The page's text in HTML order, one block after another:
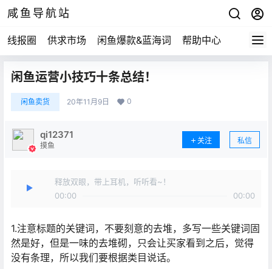
咸鱼导航站
线报圈 供求市场 闲鱼爆款&蓝海词 帮助中心
闲鱼运营小技巧十条总结！
闲鱼卖货 20年11月9日 0
qi12371
摸鱼
关注 私信
释放双眼，带上耳机，听听看~！
00:00
00:00
1.注意标题的关键词，不要刻意的去堆，多写一些关键词固
然是好，但是一味的去堆砌，只会让买家看到之后，觉得
没有条理，所以我们要根据类目说话。